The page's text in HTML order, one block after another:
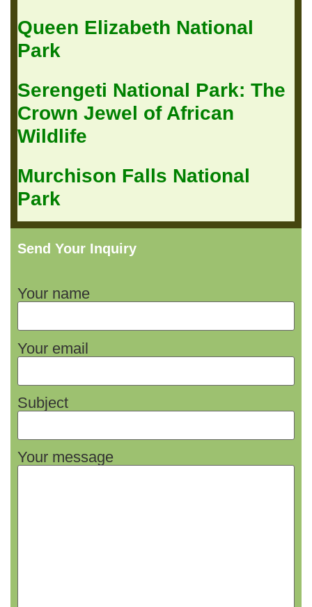
Queen Elizabeth National
Park
Serengeti National Park: The
Crown Jewel of African
Wildlife
Murchison Falls National
Park
Send Your Inquiry
Your name
Your email
Subject
Your message